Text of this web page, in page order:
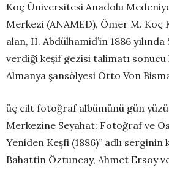
Koç Üniversitesi Anadolu
Merkezi (ANAMED), Ömer M. Koç
alan, II. Abdülhamid’in 1886
verdiği keşif gezisi talimatı sonucu
Almanya şansölyesi Otto Von
üç cilt fotoğraf albümünü gün
Merkezine Seyahat: Fotoğraf ve
Yeniden Keşfi (1886)” adlı
Bahattin Öztuncay, Ahmet Ersoy